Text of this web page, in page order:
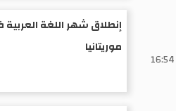
إنطلاق شهر اللغة
موريتانيا